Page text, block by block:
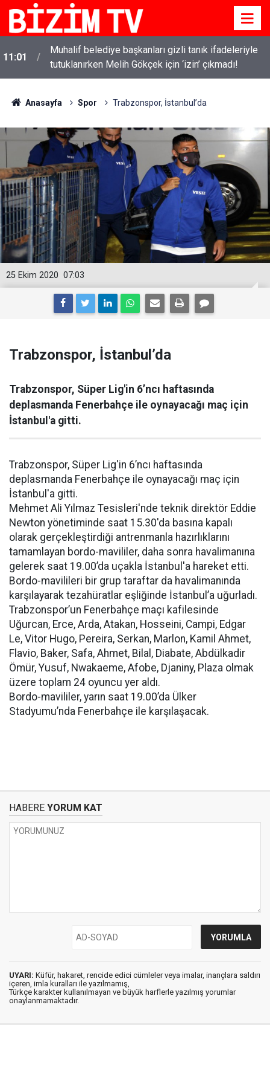
11:01
Muhalif belediye başkanları gizli tanık ifadeleriyle
tutuklanırken Melih Gökçek için ‘izin’ çıkmadı!
Anasayfa Spor Trabzonspor, İstanbul’da
07:03
25 Ekim 2020
Trabzonspor, İstanbul’da
Trabzonspor, Süper Lig'in 6’ncı haftasında
deplasmanda Fenerbahçe ile oynayacağı maç için
İstanbul'a gitti.
Trabzonspor, Süper Lig'in 6’ncı haftasında
deplasmanda Fenerbahçe ile oynayacağı maç için
İstanbul'a gitti.
Mehmet Ali Yılmaz Tesisleri'nde teknik direktör Eddie
Newton yönetiminde saat 15.30'da basına kapalı
olarak gerçekleştirdiği antrenmanla hazırlıklarını
tamamlayan bordo-mavililer, daha sonra havalimanına
gelerek saat 19.00’da uçakla İstanbul'a hareket etti.
Bordo-mavilileri bir grup taraftar da havalimanında
karşılayarak tezahüratlar eşliğinde İstanbul’a uğurladı.
Trabzonspor’un Fenerbahçe maçı kafilesinde
Uğurcan, Erce, Arda, Atakan, Hosseini, Campi, Edgar
Le, Vitor Hugo, Pereira, Serkan, Marlon, Kamil Ahmet,
Flavio, Baker, Safa, Ahmet, Bilal, Diabate, Abdülkadir
Ömür, Yusuf, Nwakaeme, Afobe, Djaniny, Plaza olmak
üzere toplam 24 oyuncu yer aldı.
Bordo-mavililer, yarın saat 19.00’da Ülker
Stadyumu’nda Fenerbahçe ile karşılaşacak.
HABERE YORUM KAT
UYARI: Küfür, hakaret, rencide edici cümleler veya imalar, inançlara saldırı
içeren, imla kuralları ile yazılmamış,
Türkçe karakter kullanılmayan ve büyük harflerle yazılmış yorumlar
onaylanmamaktadır.